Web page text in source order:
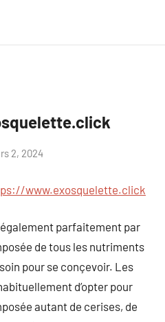
2, 2024
www.exosquelette.click
parfaitement par
de tous les nutriments
pour se conçevoir. Les
d’opter pour
autant de cerises, de